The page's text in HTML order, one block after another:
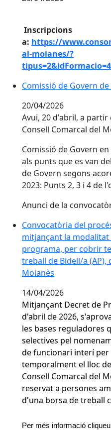
Inscripcions
a: https://
al-moianes/?
Comissió de Govern
20/04/2026
Avui, 20 d'abril, a partir
Consell Comarcal del
Comissió de Govern
als punts que es van
de Govern segons
2023: Punts 2, 3 i 4 de
Anunci de la
Convocatòria del
mitjançant la
programa, per cobrir
treball de Bidell/a (AP),
Moianès
14/04/2026
Mitjançant Decret de
d'abril de 2026,
les bases reguladores
selectives pel
de funcionari interí
temporalment el lloc
Consell Comarcal del
reservat a persones
d'una borsa de treball
Per més informació cliqueu